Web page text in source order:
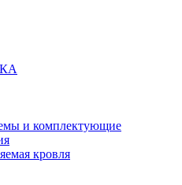
и комплектующие
кровля